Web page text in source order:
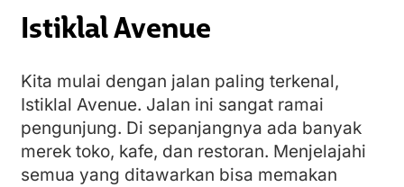
Istiklal Avenue
Kita mulai dengan jalan paling terkenal,
Istiklal Avenue. Jalan ini sangat ramai
pengunjung. Di sepanjangnya ada banyak
merek toko, kafe, dan restoran. Menjelajahi
semua yang ditawarkan bisa memakan